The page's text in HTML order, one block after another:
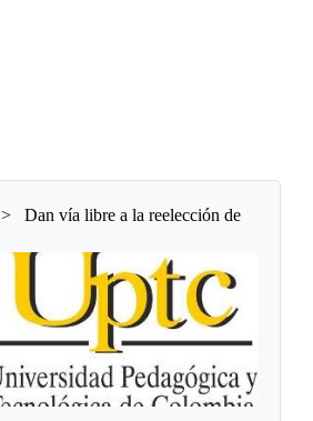
>
Dan vía libre a la reelección de